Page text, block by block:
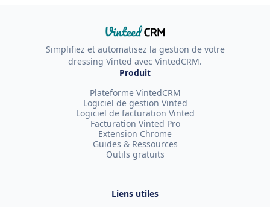
Simplifiez et automatisez la gestion de votre
dressing Vinted avec VintedCRM.
Produit
Plateforme VintedCRM
Logiciel de gestion Vinted
Logiciel de facturation Vinted
Facturation Vinted Pro
Extension Chrome
Guides & Ressources
Outils gratuits
Liens utiles